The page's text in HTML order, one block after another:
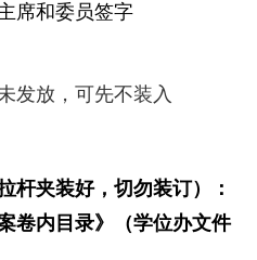
席和委员签字
发放，可先不装入
杆夹装好，切勿装订）：
卷内目录》（学位办文件